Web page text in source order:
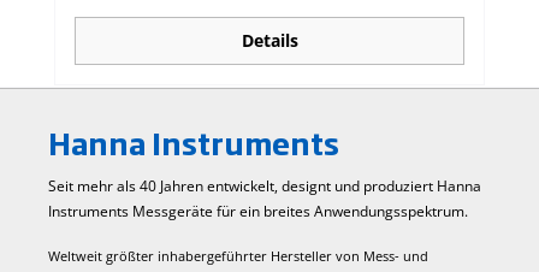
0,00 bis 13,00 / ±600 mV Temperaturbereich -5
rot Materialien Spitze: Glas (pH); Diaphragma:
Keramik; Korpus: PEI; Elektrolyt: Gel; Referenz:
(Aufbewahrungslösung) Maße 118 mm x 15
Details
Hanna Instruments
Seit mehr als 40 Jahren entwickelt, designt und produziert Hanna
Instruments Mess­geräte für ein breites Anwendungs­spektrum.
Weltweit größter inhabergeführter Hersteller von Mess- und